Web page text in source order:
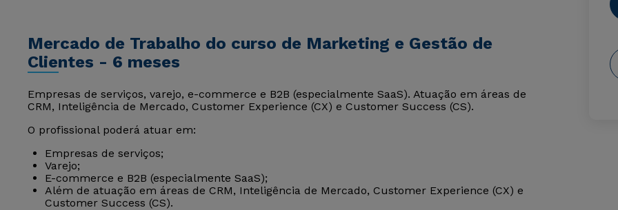
Mercado de Trabalho do curso de Marketing e Gestão de
Clientes - 6 meses
Empresas de serviços, varejo, e-commerce e B2B (especialmente SaaS). Atuação em áreas de
CRM, Inteligência de Mercado, Customer Experience (CX) e Customer Success (CS).
O profissional poderá atuar em:
Empresas de serviços;
Varejo;
E-commerce e B2B (especialmente SaaS);
Além de atuação em áreas de CRM, Inteligência de Mercado, Customer Experience (CX) e
Customer Success (CS).